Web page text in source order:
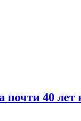
почти 40 лет